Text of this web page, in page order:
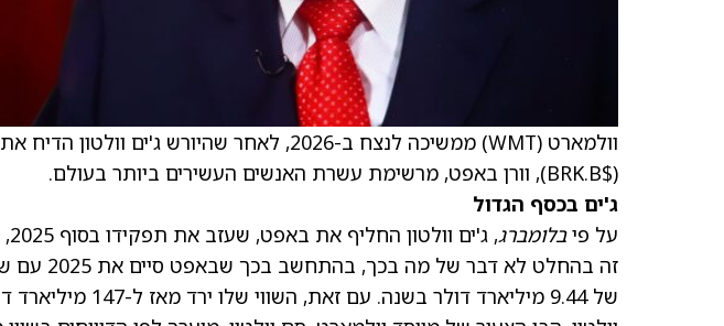
וולמארט (WMT)
ממשיכה לנצח ב-2026, לאחר שהיורש ג'ים
($BRK.B), וורן באפט, מרשימת עשרת האנשים העשירים ביותר בעולם.
ג'ים בכסף הגדול
על פיבלומברג
,
של 9.44 מיליארד דולר בשנה. עם זאת, השווי שלו ירד מאז ל-147 מיליארד דולר.